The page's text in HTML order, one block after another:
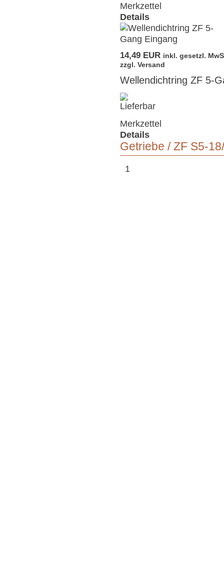
Merkzettel
Details
14,49 EUR inkl. gesetzl.
zzgl. Versand
Wellendichtring ZF 5-
Merkzettel
Details
Getriebe / ZF S5-
1